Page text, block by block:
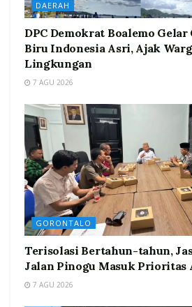
DAERAH
DPC Demokrat Boalemo
Biru Indonesia Asri, Ajak
Lingkungan
7 AGU 2026
GORONTALO
Terisolasi Bertahun-tahun,
Jalan Pinogu Masuk Prioritas
7 AGU 2026